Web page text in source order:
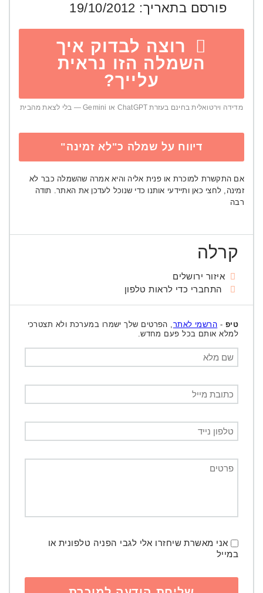
פורסם בתאריך: 19/10/2012
רוצה לבדוק איך
השמלה הזו נראית
עלייך?
מדידה וירטואלית בחינם בעזרת ChatGPT או Gemini — בלי לצאת מהבית
דיווח על שמלה כ"לא זמינה"
אם התקשרת למוכרת או פנית אליה והיא אמרה שהשמלה כבר לא
זמינה, לחצי כאן ותיידעי אותנו כדי שנוכל לעדכן את האתר. תודה
רבה
קרלה
איזור ירושלים
התחברי כדי לראות טלפון
טיפ - הרשמי לאתר, הפרטים שלך ישמרו במערכת ולא תצטרכי
למלא אותם בכל פעם מחדש.
אני מאשרת שיחזרו אלי לגבי הפניה טלפונית או
במייל